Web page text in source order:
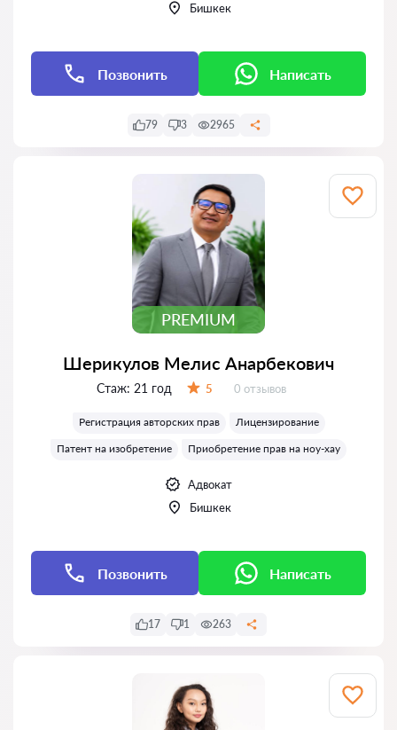
Бишкек
Позвонить Написать
79 3 2965
PREMIUM
Шерикулов Мелис Анарбекович
Стаж: 21 год 5 Отзывов:
0 отзывов
Регистрация авторских прав
Лицензирование
Патент на изобретение
Приобретение прав на ноу-хау
Адвокат
Бишкек
Позвонить Написать
17 1 263